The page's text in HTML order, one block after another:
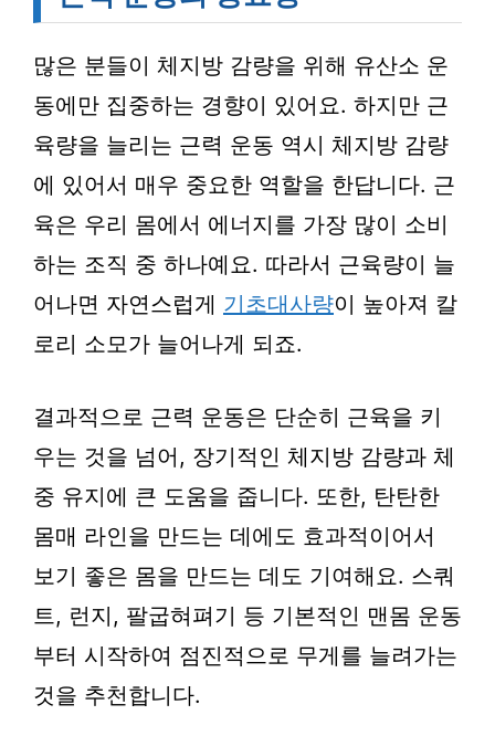
많은 분들이 체지방 감량을 위해 유산소 운
동에만 집중하는 경향이 있어요. 하지만 근
육량을 늘리는 근력 운동 역시 체지방 감량
에 있어서 매우 중요한 역할을 한답니다. 근
육은 우리 몸에서 에너지를 가장 많이 소비
하는 조직 중 하나예요. 따라서 근육량이 늘
어나면 자연스럽게 기초대사량이 높아져 칼
로리 소모가 늘어나게 되죠.
결과적으로 근력 운동은 단순히 근육을 키
우는 것을 넘어, 장기적인 체지방 감량과 체
중 유지에 큰 도움을 줍니다. 또한, 탄탄한
몸매 라인을 만드는 데에도 효과적이어서
보기 좋은 몸을 만드는 데도 기여해요. 스쿼
트, 런지, 팔굽혀펴기 등 기본적인 맨몸 운동
부터 시작하여 점진적으로 무게를 늘려가는
것을 추천합니다.